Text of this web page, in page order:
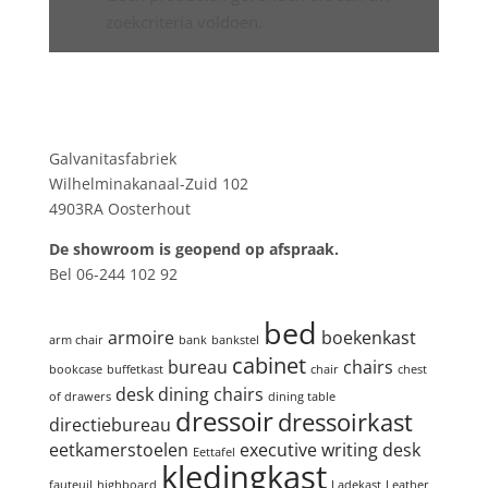
Galvanitasfabriek
Wilhelminakanaal-Zuid 102
4903RA Oosterhout
De showroom is geopend op afspraak.
Bel 06-244 102 92
arm chair armoire bank bankstel bed boekenkast
bookcase buffetkast bureau cabinet chair chairs chest
of drawers desk dining chairs dining table
directiebureau dressoirdressoirkast
eetkamerstoelen Eettafel executive writing desk
fauteuil highboard kledingkast Ladekast Leather